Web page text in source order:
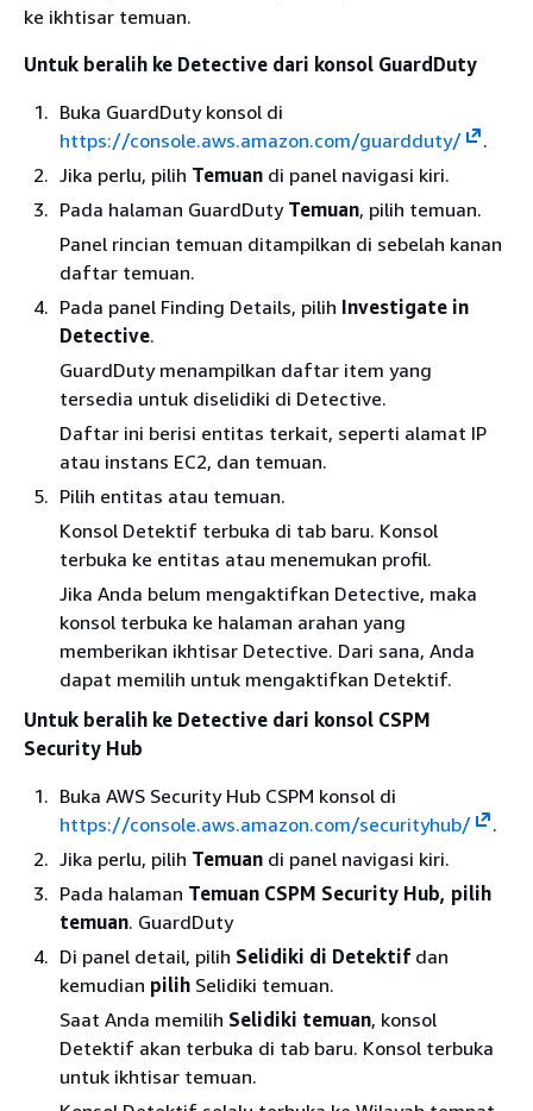
ke ikhtisar temuan.
Untuk beralih ke Detective dari konsol GuardDuty
Buka GuardDuty konsol di
https://console.aws.amazon.com/guardduty/
.
Jika perlu, pilih Temuan di panel navigasi kiri.
Pada halaman GuardDuty Temuan, pilih temuan.
Panel rincian temuan ditampilkan di sebelah kanan
daftar temuan.
Pada panel Finding Details, pilih Investigate in
Detective.
GuardDuty menampilkan daftar item yang
tersedia untuk diselidiki di Detective.
Daftar ini berisi entitas terkait, seperti alamat IP
atau instans EC2, dan temuan.
Pilih entitas atau temuan.
Konsol Detektif terbuka di tab baru. Konsol
terbuka ke entitas atau menemukan profil.
Jika Anda belum mengaktifkan Detective, maka
konsol terbuka ke halaman arahan yang
memberikan ikhtisar Detective. Dari sana, Anda
dapat memilih untuk mengaktifkan Detektif.
Untuk beralih ke Detective dari konsol CSPM
Security Hub
Buka AWS Security Hub CSPM konsol di
https://console.aws.amazon.com/securityhub/
.
Jika perlu, pilih Temuan di panel navigasi kiri.
Pada halaman Temuan CSPM Security Hub, pilih
temuan. GuardDuty
Di panel detail, pilih Selidiki di Detektif dan
kemudian pilih Selidiki temuan.
Saat Anda memilih Selidiki temuan, konsol
Detektif akan terbuka di tab baru. Konsol terbuka
untuk ikhtisar temuan.